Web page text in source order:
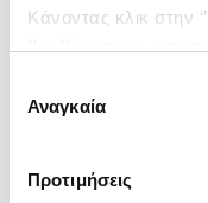
Κάνοντας κλικ στην ‘’
ενδιαφέρουν και να
συγκατάθεσης
Αναγκαία
Προτιμήσεις